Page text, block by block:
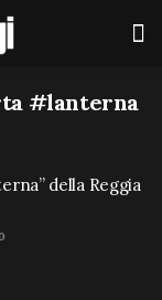
#lanterna
della Reggia